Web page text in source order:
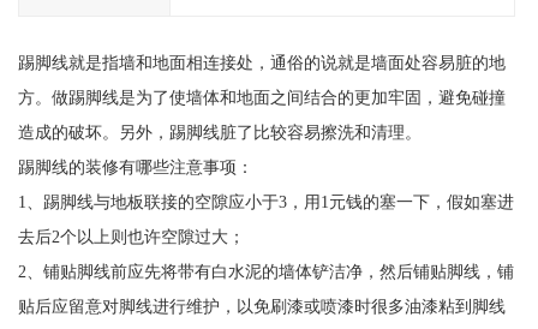
踢脚线就是指墙和地面相连接处，通俗的说就是墙面处容易脏的地
方。做踢脚线是为了使墙体和地面之间结合的更加牢固，避免碰撞
造成的破坏。另外，踢脚线脏了比较容易擦洗和清理。
踢脚线的装修有哪些注意事项：
1、踢脚线与地板联接的空隙应小于3，用1元钱的塞一下，假如塞进
去后2个以上则也许空隙过大；
2、铺贴脚线前应先将带有白水泥的墙体铲洁净，然后铺贴脚线，铺
贴后应留意对脚线进行维护，以免刷漆或喷漆时很多油漆粘到脚线